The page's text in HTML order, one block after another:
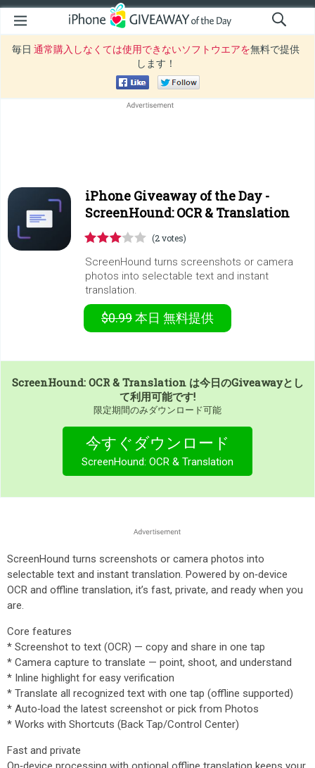
毎日 通常購入しなくては使用できないソフトウエアを無料で提供
します！
iPhone Giveaway of the Day -
ScreenHound: OCR & Translation
(2 votes)
ScreenHound turns screenshots or camera
photos into selectable text and instant
translation.
$0.99本日 無料提供
ScreenHound: OCR & Translationは今日のGiveawayとし
て利用可能です!
限定期間のみダウンロード可能
今すぐダウンロード
ScreenHound: OCR & Translation
ScreenHound turns screenshots or camera photos into
selectable text and instant translation. Powered by on‑device
OCR and offline translation, it’s fast, private, and ready when you
are.
Core features
* Screenshot to text (OCR) — copy and share in one tap
* Camera capture to translate — point, shoot, and understand
* Inline highlight for easy verification
* Translate all recognized text with one tap (offline supported)
* Auto‑load the latest screenshot or pick from Photos
* Works with Shortcuts (Back Tap/Control Center)
Fast and private